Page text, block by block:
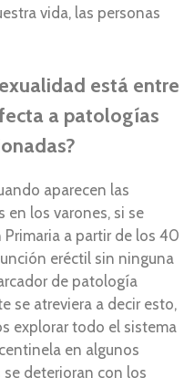
vida, las personas
está entre
a patologías
aparecen las
en los varones, si se
a partir de los 40
eréctil sin ninguna
de patología
se atreviera a decir esto,
explorar todo el sistema
en algunos
se deterioran con los